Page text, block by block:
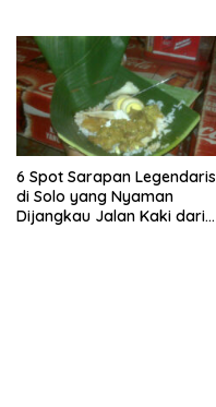
6 Spot Sarapan Legendaris
di Solo yang Nyaman
Dijangkau Jalan Kaki dari